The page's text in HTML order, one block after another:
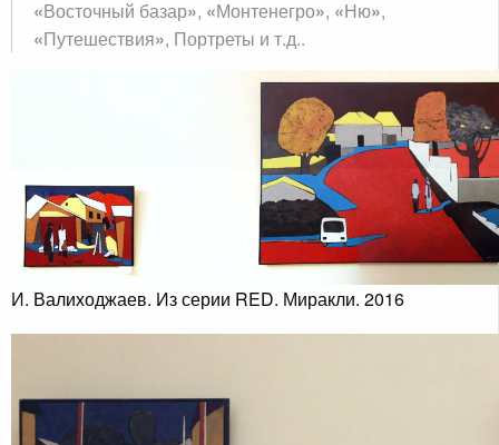
«Восточный базар», «Монтенегро», «Ню»,
«Путешествия», Портреты и т.д..
И. Валиходжаев. Из серии RED. Миракли. 2016